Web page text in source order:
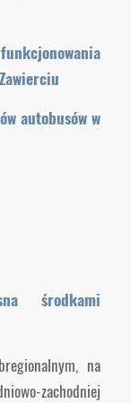
autobusów w
środkami
na
zachodniej